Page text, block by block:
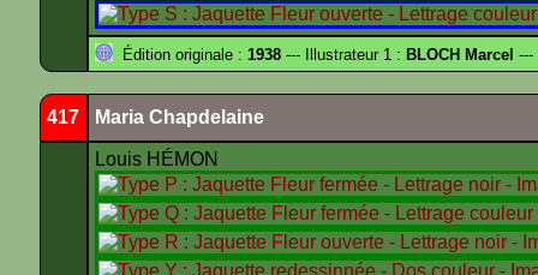
Édition originale : 1938 --- Illustrateur 1 : BLOCH Marcel ---
417 Maria Chapdelaine
Louis HÉMON